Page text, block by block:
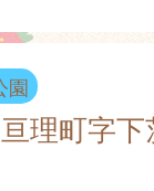
園
理町字